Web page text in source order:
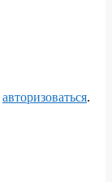
авторизоваться.